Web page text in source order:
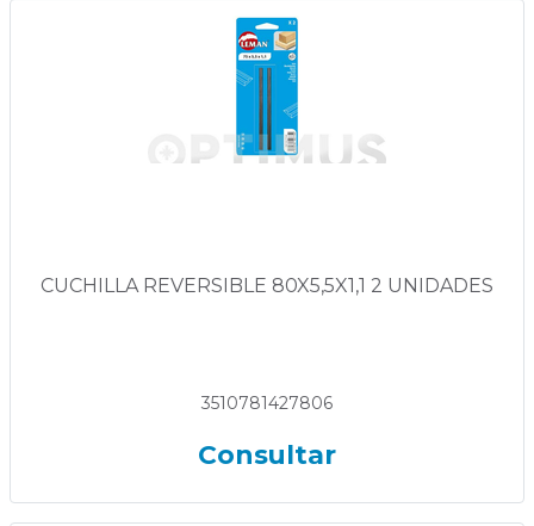
CUCHILLA REVERSIBLE 80X5,5X1,1 2 UNIDADES
3510781427806
Consultar